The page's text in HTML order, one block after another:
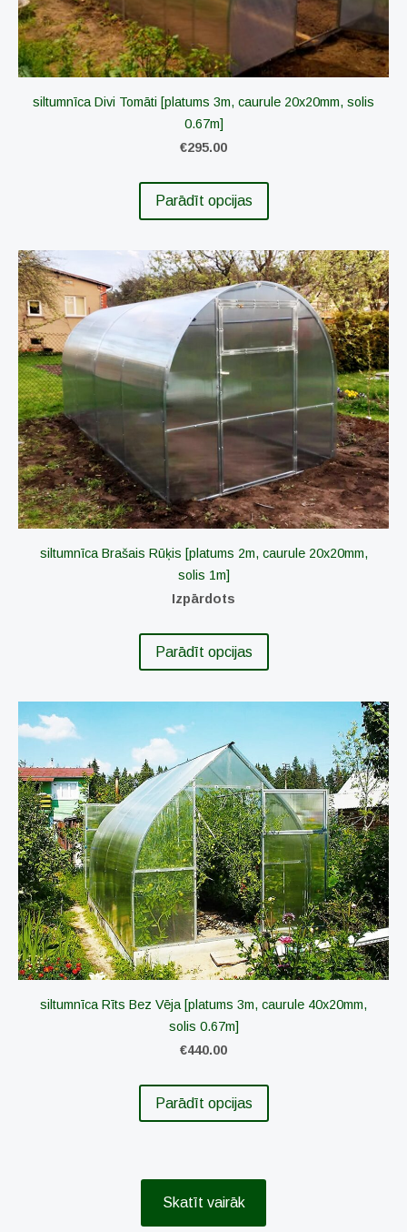
siltumnīca Divi Tomāti [platums 3m, caurule 20x20mm, solis
0.67m]
€295.00
Parādīt opcijas
siltumnīca Brašais Rūķis [platums 2m, caurule 20x20mm,
solis 1m]
Izpārdots
Parādīt opcijas
siltumnīca Rīts Bez Vēja [platums 3m, caurule 40x20mm,
solis 0.67m]
€440.00
Parādīt opcijas
​Skatīt vairāk​